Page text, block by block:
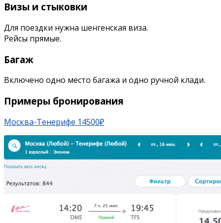
Визы и стыковки
Для поездки нужна шенгенская виза.
Рейсы прямые.
Багаж
Включено одно место багажа и одно ручной клади.
Примеры бронирования
Москва-Тенерифе 14500₽